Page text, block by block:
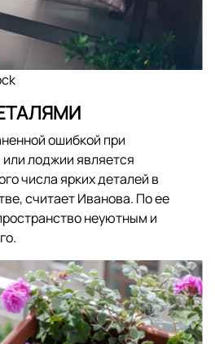
ошибкой при
лоджии является
числа ярких деталей в
считает Иванова. По ее
неуютным и